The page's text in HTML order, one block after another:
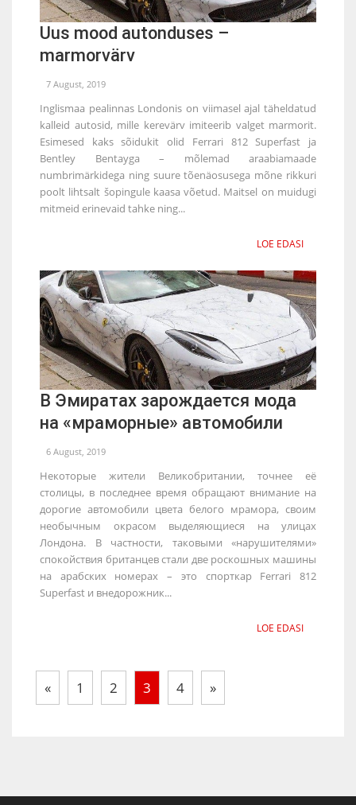
Uus mood autonduses –
marmorvärv
7 August, 2019
Inglismaa pealinnas Londonis on viimasel ajal täheldatud
kalleid autosid, mille kerevärv imiteerib valget marmorit.
Esimesed kaks sõidukit olid Ferrari 812 Superfast ja
Bentley Bentayga – mõlemad araabiamaade
numbrimärkidega ning suure tõenäosusega mõne rikkuri
poolt lihtsalt šopingule kaasa võetud. Maitsel on muidugi
mitmeid erinevaid tahke ning...
LOE EDASI
В Эмиратах зарождается мода
на «мраморные» автомобили
6 August, 2019
Некоторые жители Великобритании, точнее её
столицы, в последнее время обращают внимание на
дорогие автомобили цвета белого мрамора, своим
необычным окрасом выделяющиеся на улицах
Лондона. В частности, таковыми «нарушителями»
спокойствия британцев стали две роскошных машины
на арабских номерах – это спорткар Ferrari 812
Superfast и внедорожник...
LOE EDASI
« 1 2 3 4 »